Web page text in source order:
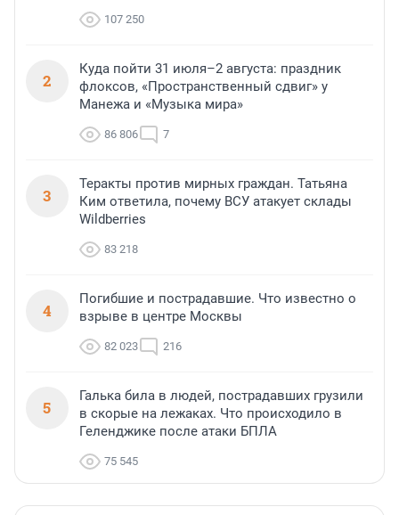
107 250
2
Куда пойти 31 июля–2 августа: праздник
флоксов, «Пространственный сдвиг» у
Манежа и «Музыка мира»
86 806 7
3
Теракты против мирных граждан. Татьяна
Ким ответила, почему ВСУ атакует склады
Wildberries
83 218
4
Погибшие и пострадавшие. Что известно о
взрыве в центре Москвы
82 023 216
5
Галька била в людей, пострадавших грузили
в скорые на лежаках. Что происходило в
Геленджике после атаки БПЛА
75 545